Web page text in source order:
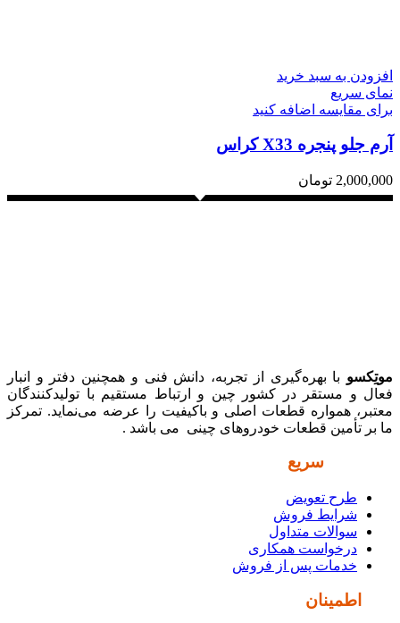
افزودن به سبد خرید
نمای سریع
برای مقایسه اضافه کنید
آرم جلو پنجره X33 کراس
2,000,000 تومان
موتِکسو با بهره‌گیری از تجربه، دانش فنی و همچنین دفتر و انبار
فعال و مستقر در کشور چین و ارتباط مستقیم با تولیدکنندگان
معتبر، همواره قطعات اصلی و باکیفیت را عرضه می‌نماید. تمرکز
ما بر تأمین قطعات خودروهای چینی می باشد .
سریع
طرح تعویض
شرایط فروش
سوالات متداول
درخواست همکاری
خدمات پس از فروش
اطمینان